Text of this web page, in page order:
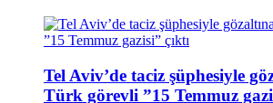
Tel Aviv’de taciz şüphesiyle
Türk görevli ”15 Temmuz